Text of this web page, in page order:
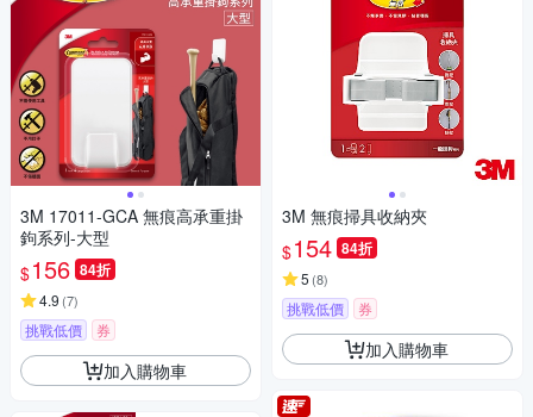
3M 17011-GCA 無痕高承重掛
鉤系列-大型
$156 84折
4.9 (7)
挑戰低價 券
加入購物車
3M 無痕掃具收納夾
$154 84折
5 (8)
挑戰低價 券
加入購物車